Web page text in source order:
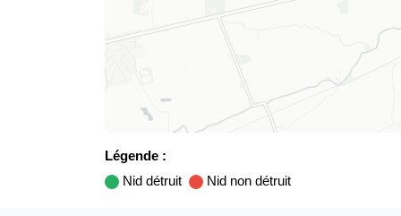
Légende :
Nid détruit
Nid non détruit